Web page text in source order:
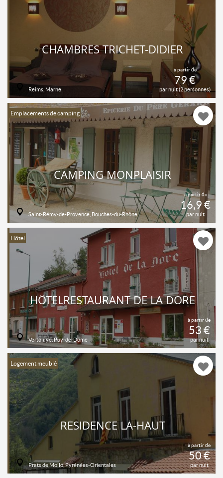
à partir de
79 €
par nuit (2 personnes)
CHAMBRES TRICHET-DIDIER
Reims, Marne
Emplacements de camping
à partir de
16,9 €
par nuit
CAMPING MONPLAISIR
Saint-Rémy-de-Provence, Bouches-du-Rhône
Hôtel
à partir de
53 €
par nuit
HÔTELRESTAURANT DE LA DORE
Vertolaye, Puy-de-Dôme
Logement meublé
à partir de
50 €
par nuit
RÉSIDENCE LÀ-HAUT
Prats de Molló, Pyrénées-Orientales